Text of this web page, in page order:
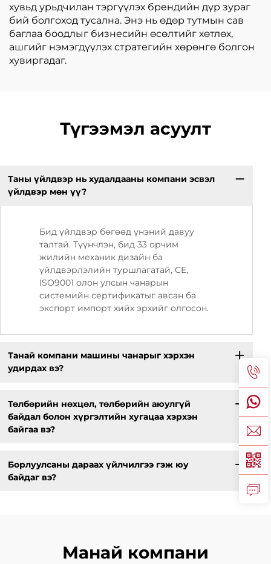
хувьд урьдчилан тэргүүлэх брендийн дүр зураг
бий болгоход тусална. Энэ нь өдөр тутмын сав
баглаа боодлыг бизнесийн өсөлтийг хөтлөх,
ашгийг нэмэгдүүлэх стратегийн хөрөнгө болгон
хувиргадаг.
Түгээмэл асуулт
Таны үйлдвэр нь худалдааны компани эсвэл
үйлдвэр мөн үү?
Бид үйлдвэр бөгөөд үнэний давуу
талтай. Түүнчлэн, бид 33 орчим
жилийн механик дизайн ба
үйлдвэрлэлийн туршлагатай, CE,
ISO9001 олон улсын чанарын
системийн сертификатыг авсан ба
экспорт импорт хийх эрхийг олгосон.
Танай компани машины чанарыг хэрхэн
удирдах вэ?
Төлбөрийн нөхцөл, төлбөрийн аюулгүй
байдал болон хүргэлтийн хугацаа хэрхэн
байгаа вэ?
Борлуулсаны дараах үйлчилгээ гэж юу
байдаг вэ?
Манай компани